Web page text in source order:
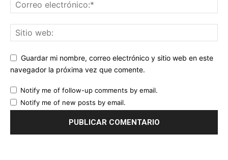
Guardar mi nombre, correo electrónico y sitio web en este
navegador la próxima vez que comente.
Notify me of follow-up comments by email.
Notify me of new posts by email.